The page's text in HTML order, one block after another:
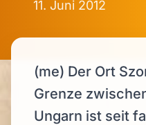
11. Juni 2012
(me) Der Ort
Grenze
Ungarn ist seit